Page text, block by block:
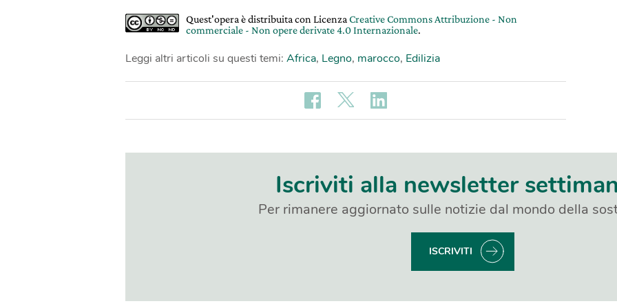
Quest'opera è distribuita con Licenza Creative Commons Attribuzione - Non
commerciale - Non opere derivate 4.0 Internazionale.
Leggi altri articoli su questi temi: Africa, Legno, marocco, Edilizia
Iscriviti alla newsletter
Per rimanere aggiornato sulle notizie dal mondo della
ISCRIVITI